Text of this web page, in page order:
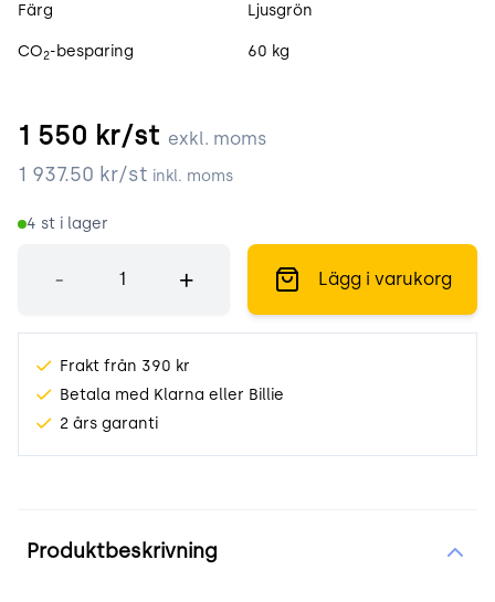
Färg Ljusgrön
CO2-besparing 60 kg
1 550 kr/st exkl. moms
1 937.50 kr/st inkl. moms
4 st i lager
- + Lägg i varukorg
Frakt från 390 kr
Betala med Klarna eller Billie
2 års garanti
Produktbeskrivning